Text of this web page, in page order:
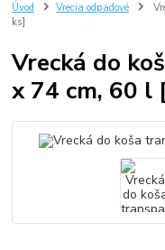
Úvod Vrecia odpadové
ks]
Vrecká do
x 74 cm, 60 l